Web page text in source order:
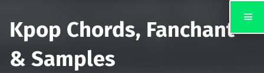
Kpop Chords, Fanchant
& Samples